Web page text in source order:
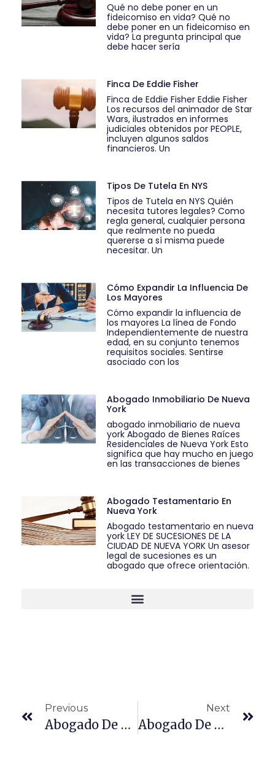
Qué no debe poner en un
fideicomiso en vida? Qué no
debe poner en un fideicomiso en
vida? La pregunta principal que
debe hacer sería
Finca De Eddie Fisher
Finca de Eddie Fisher Eddie Fisher
Los recursos del animador de Star
Wars, ilustrados en informes
judiciales obtenidos por PEOPLE,
incluyen algunos saldos
financieros. Un
Tipos De Tutela En NYS
Tipos de Tutela en NYS Quién
necesita tutores legales? Como
regla general, cualquier persona
que realmente no pueda
quererse a sí misma puede
necesitar. Un
Cómo Expandir La Influencia De
Los Mayores
Cómo expandir la influencia de
los mayores La línea de Fondo
Independientemente de nuestra
edad, en su conjunto tenemos
requisitos sociales. Sentirse
asociado con los
Abogado Inmobiliario De Nueva
York
abogado inmobiliario de nueva
york Abogado de Bienes Raíces
Residenciales de Nueva York Esto
significa que hay mucho en juego
en las transacciones de bienes
Abogado Testamentario En
Nueva York
Abogado testamentario en nueva
york LEY DE SUCESIONES DE LA
CIUDAD DE NUEVA YORK Un asesor
legal de sucesiones es un
abogado que ofrece orientación.
Previous
Abogado De Protección De Activos De Nueva York
Next
Abogado De Protección De Activos Nueva York